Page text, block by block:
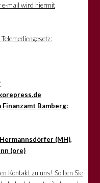
e-mail wird hiermit
Bamberg:
(MH),
(ore)
Kontakt zu uns! Sollten Sie